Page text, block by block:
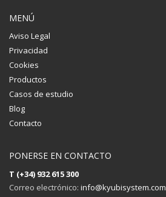
MENÚ
Aviso Legal
Privacidad
Cookies
Productos
Casos de estudio
Blog
Contacto
PONERSE EN CONTACTO
T (+34) 932 615 300
Correo electrónico: info@kyubisystem.com